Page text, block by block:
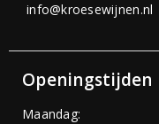
info@kroesewijnen.nl
Openingstijden
Maandag: